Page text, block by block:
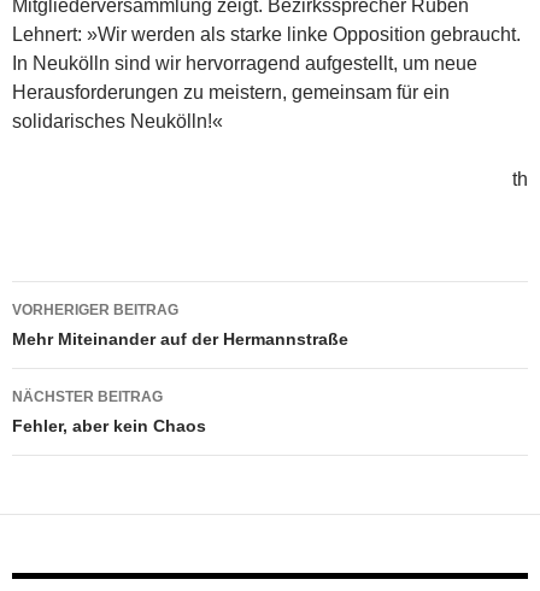
Mitgliederversammlung zeigt. Bezirkssprecher Ruben
Lehnert: »Wir werden als starke linke Opposition gebraucht.
In Neukölln sind wir hervorragend aufgestellt, um neue
Herausforderungen zu meistern, gemeinsam für ein
solidarisches Neukölln!«
th
Beitragsnavigation
VORHERIGER BEITRAG
Mehr Miteinander auf der Hermannstraße
NÄCHSTER BEITRAG
Fehler, aber kein Chaos